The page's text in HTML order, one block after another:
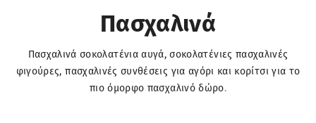
Πασχαλινά
Πασχαλινά σοκολατένια αυγά, σοκολατένιες πασχαλινές
φιγούρες, πασχαλινές συνθέσεις για αγόρι και κορίτσι για το
πιο όμορφο πασχαλινό δώρο.